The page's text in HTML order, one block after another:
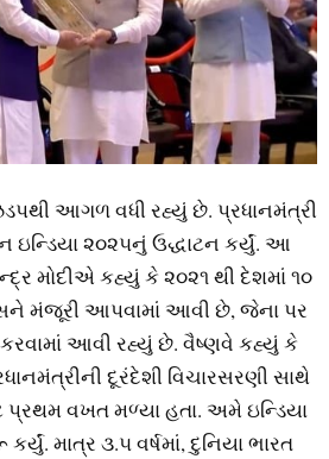
આગળ વધી રહ્યું છે. પ્રધાનમંત્રી
ઇન્‍ડિયા ૨૦૨૫નું ઉદ્ધાટન કર્યું. આ
મોદીએ કહ્યું કે ૨૦૨૧ થી દેશમાં ૧૦
મંજૂરી આપવામાં આવી છે, જેના પર
આવી રહ્યું છે. વૈષ્‍ણવે કહ્યું કે
દૂરંદેશી વિચારસરણી સાથે
વખત મળ્‍યા હતા. અમે ઇન્‍ડિયા
માત્ર ૩.૫ વર્ષમાં, દુનિયા ભારત